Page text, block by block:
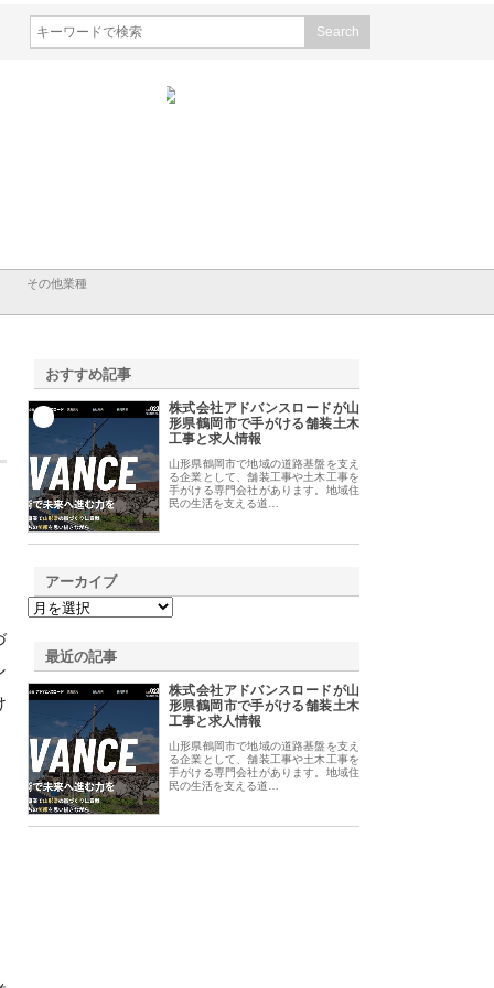
その他業種
おすすめ記事
株式会社アドバンスロードが山
形県鶴岡市で手がける舗装土木
工事と求人情報
山形県鶴岡市で地域の道路基盤を支え
る企業として、舗装工事や土木工事を
手がける専門会社があります。地域住
民の生活を支える道…
アーカイブ
最近の記事
株式会社アドバンスロードが山
形県鶴岡市で手がける舗装土木
工事と求人情報
山形県鶴岡市で地域の道路基盤を支え
る企業として、舗装工事や土木工事を
手がける専門会社があります。地域住
民の生活を支える道…